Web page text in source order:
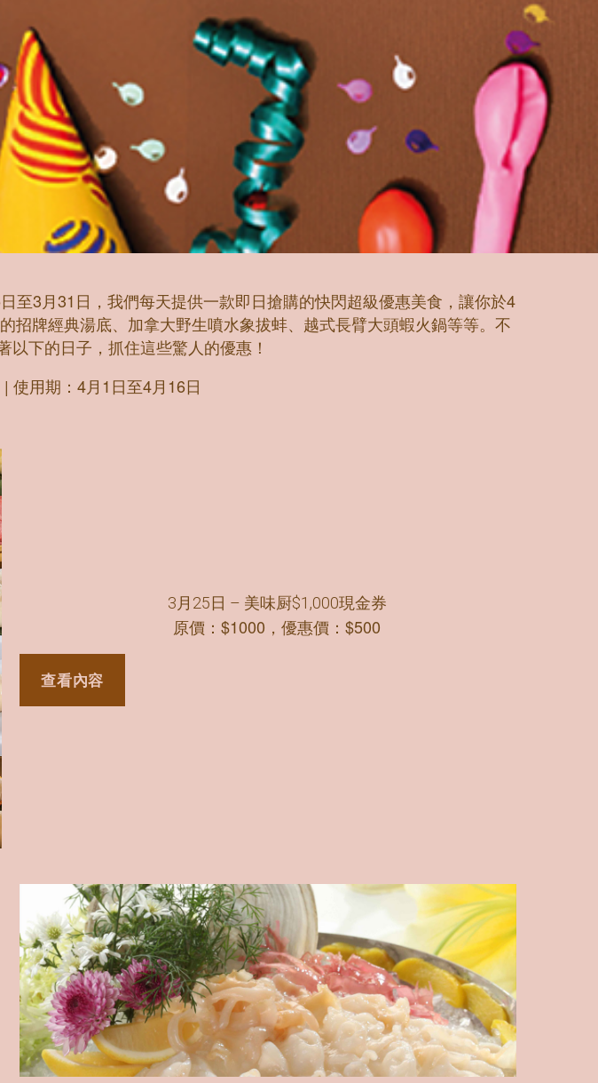
至3月31日，我們每天提供一款即日搶購的快閃超級優惠美食，讓你於4
招牌經典湯底、加拿大野生噴水象拔蚌、越式長臂大頭蝦火鍋等等。不
下的日子，抓住這些驚人的優惠！
使用期：4月1日至4月16日
3月25日 – 美味厨$1,000現金券
原價：$1000，優惠價：$500
查看內容